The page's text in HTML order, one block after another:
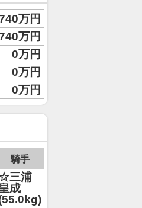
万円
万円
0万円
0万円
0万円
騎手
三浦
成